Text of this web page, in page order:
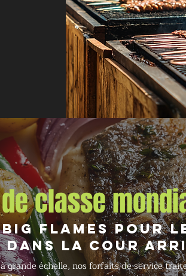
classe
Flames pour
la cour
grande échelle, nos forfaits de service